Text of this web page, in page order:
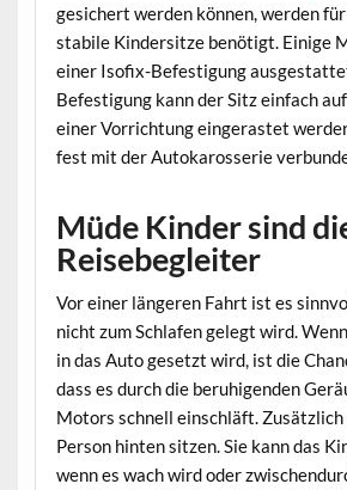
gesichert werden können, werden
stabile Kindersitze benötigt. Einige
einer Isofix-Befestigung
Befestigung kann der Sitz einfach
einer Vorrichtung eingerastet
fest mit der Autokarosserie
Müde Kinder sind
Reisebegleiter
Vor einer längeren Fahrt ist es
nicht zum Schlafen gelegt wird.
in das Auto gesetzt wird, ist die
dass es durch die beruhigenden
Motors schnell einschläft.
Person hinten sitzen. Sie kann das
wenn es wach wird oder